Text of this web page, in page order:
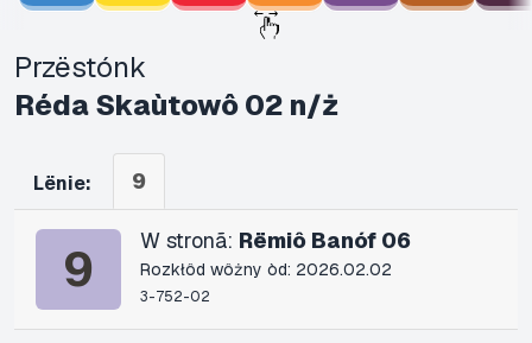
Przëstónk
Réda Skaùtowô 02 n/ż
Lënie: 9
9 W stronã: Rëmiô Banóf 06
Rozkłôd wôżny òd: 2026.02.02
3-752-02